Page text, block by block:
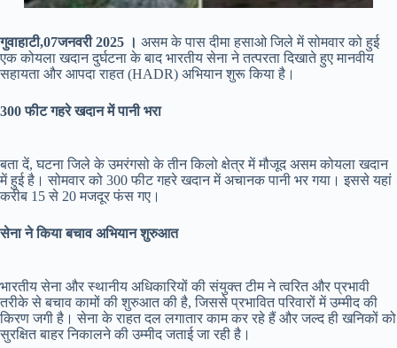
गुवाहाटी,07जनवरी 2025 । असम के पास दीमा हसाओ जिले में सोमवार को हुई
एक कोयला खदान दुर्घटना के बाद भारतीय सेना ने तत्परता दिखाते हुए मानवीय
सहायता और आपदा राहत (HADR) अभियान शुरू किया है।
300 फीट गहरे खदान में पानी भरा
बता दें, घटना जिले के उमरंगसो के तीन किलो क्षेत्र में मौजूद असम कोयला खदान
में हुई है। सोमवार को 300 फीट गहरे खदान में अचानक पानी भर गया। इससे यहां
करीब 15 से 20 मजदूर फंस गए।
सेना ने किया बचाव अभियान शुरुआत
भारतीय सेना और स्थानीय अधिकारियों की संयुक्त टीम ने त्वरित और प्रभावी
तरीके से बचाव कामों की शुरुआत की है, जिससे प्रभावित परिवारों में उम्मीद की
किरण जगी है। सेना के राहत दल लगातार काम कर रहे हैं और जल्द ही खनिकों को
सुरक्षित बाहर निकालने की उम्मीद जताई जा रही है।